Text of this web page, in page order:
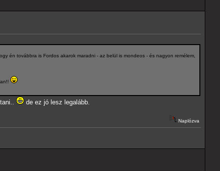
én továbbra is Fordos akarok maradni - az belül is mondeos - és nagyon remélem,
de ez jó lesz legalább.
Naplózva